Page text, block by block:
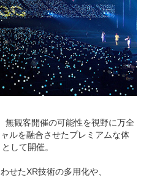
無観客開催の可能性を視野に万全
ルを融合させたプレミアムな体
して開催。
せたXR技術の多用化や、